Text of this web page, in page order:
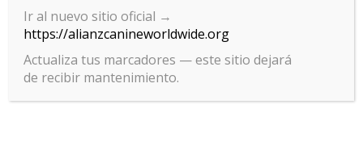
Gestionar el consentimiento
de las cookies
Para ofrecer las mejores experiencias, utilizamos tecnologías como las
cookies para almacenar y/o acceder a la información del dispositivo. El
Ir al nuevo sitio oficial →
https://alianzcanineworldwide.org
Actualiza tus marcadores — este sitio dejará
de recibir mantenimiento.